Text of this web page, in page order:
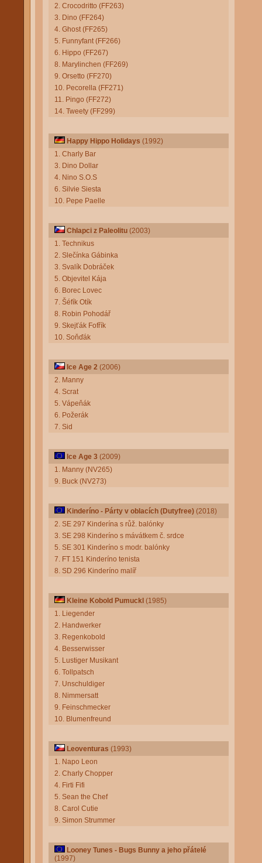
2. Crocodritto (FF263)
3. Dino (FF264)
4. Ghost (FF265)
5. Funnyfant (FF266)
6. Hippo (FF267)
8. Marylinchen (FF269)
9. Orsetto (FF270)
10. Pecorella (FF271)
11. Pingo (FF272)
14. Tweety (FF299)
Happy Hippo Holidays (1992)
1. Charly Bar
3. Dino Dollar
4. Nino S.O.S
6. Silvie Siesta
10. Pepe Paelle
Chlapci z Paleolitu (2003)
1. Technikus
2. Slečínka Gábinka
3. Svalík Dobráček
5. Objevitel Kája
6. Borec Lovec
7. Šéfík Otík
8. Robin Pohodář
9. Skejťák Fofřík
10. Soňďák
Ice Age 2 (2006)
2. Manny
4. Scrat
5. Vápeňák
6. Požerák
7. Sid
Ice Age 3 (2009)
1. Manny (NV265)
9. Buck (NV273)
Kinderíno - Párty v oblacích (Dutyfree) (2018)
2. SE 297 Kinderína s růž. balónky
3. SE 298 Kinderíno s mávátkem č. srdce
5. SE 301 Kinderíno s modr. balónky
7. FT 151 Kinderíno tenista
8. SD 296 Kinderíno malíř
Kleine Kobold Pumuckl (1985)
1. Liegender
2. Handwerker
3. Regenkobold
4. Besserwisser
5. Lustiger Musikant
6. Tollpatsch
7. Unschuldiger
8. Nimmersatt
9. Feinschmecker
10. Blumenfreund
Leoventuras (1993)
1. Napo Leon
2. Charly Chopper
4. Firti Fifi
5. Sean the Chef
8. Carol Cutie
9. Simon Strummer
Looney Tunes - Bugs Bunny a jeho přátelé
(1997)